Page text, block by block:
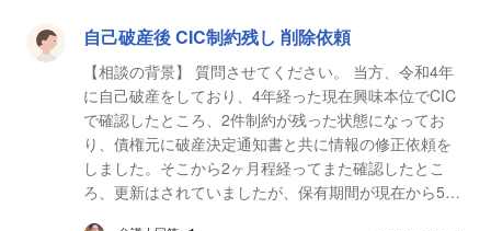
自己破産後 CIC制約残し 削除依頼
【相談の背景】 質問させてください。 当方、令和4年
に自己破産をしており、4年経った現在興味本位でCIC
で確認したところ、2件制約が残った状態になってお
り、債権元に破産決定通知書と共に情報の修正依頼を
しました。そこから2ヶ月程経ってまた確認したとこ
ろ、更新はされていましたが、保有期間が現在から5年